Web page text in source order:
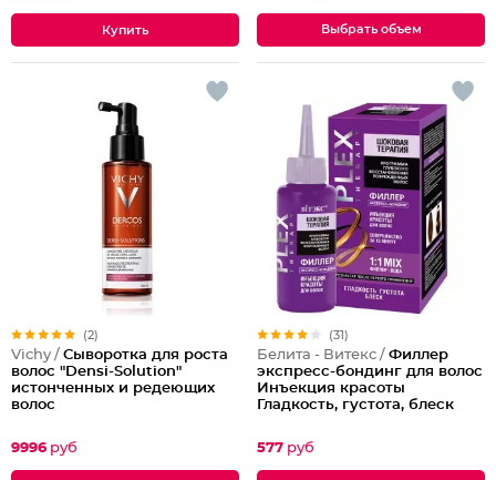
Выбрать объем
(2)
Vichy / Сыворотка для роста
волос "Densi-Solution"
истонченных и редеющих
волос
9996 руб
(31)
Белита - Витекс / Филлер
экспресс-бондинг для волос
Инъекция красоты
Гладкость, густота, блеск
577 руб